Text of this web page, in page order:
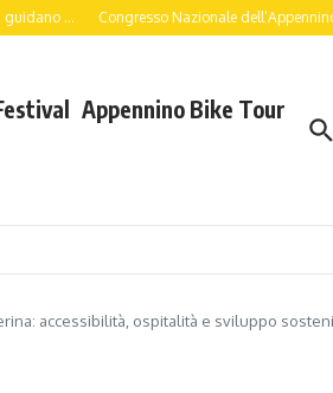
Congresso Nazionale dell’Appennino alla
Appennino Bike Tour
accessibilità, ospitalità e sviluppo